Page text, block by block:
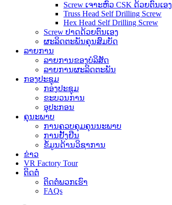
Screw ເຈາະຫົວ CSK ດ້ວຍຕົນເອງ
Truss Head Self Drilling Screw
Hex Head Self Drilling Screw
Screw ປາດດ້ວຍຕົນເອງ
ຜະລິດຕະພັນຄຸນສົມບັດ
ລາຍການ
ລາຍການຂອງບໍລິສັດ
ລາຍການຜະລິດຕະພັນ
ກອງປະຊຸມ
ກອງປະຊຸມ
ຂະບວນການ
ອຸປະກອນ
ຄຸນະພາບ
ການຄວບຄຸມຄຸນນະພາບ
ການຢັ້ງຢືນ
ຂໍ້​ມູນ​ດ້ານ​ວິ​ຊາ​ການ
ຂ່າວ
VR Factory Tour
ຕິດຕໍ່
ຕິດ​ຕໍ່​ພວກ​ເຮົາ
FAQs